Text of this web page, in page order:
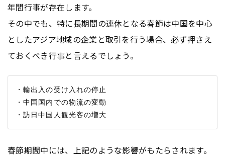
年間行事が存在します。
その中でも、特に長期間の連休となる春節は中国を中心
としたアジア地域の企業と取引を行う場合、必ず押さえ
ておくべき行事と言えるでしょう。
・輸出入の受け入れの停止
・中国国内での物流の変動
春節期間中には、上記のような影響がもたらされます。